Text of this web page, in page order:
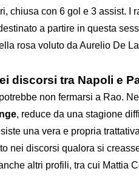
chiusa con 6 gol e 3 assist. I
a partire in questa
rosa voluto da Aurelio De
discorsi tra Napoli e
non fermarsi a Rao.
, reduce da una stagione
una vera e propria
nei discorsi qualora si
altri profili, tra cui Mattia